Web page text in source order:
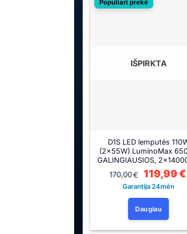
Populiari prekė
IŠPIRKTA
D1S LED lemputės
(2×55W) LuminoMax
GALINGIAUSIOS,
170,00€
Original
price
was:
170,00€.
119,99€
Garantija 24mėn
Daugiau